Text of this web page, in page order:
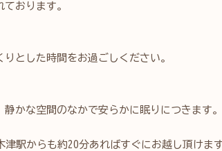
おります。
とした時間をお過ごしください。
かな空間のなかで安らかに眠りにつきます。
駅からも約20分あればすぐにお越し頂けます